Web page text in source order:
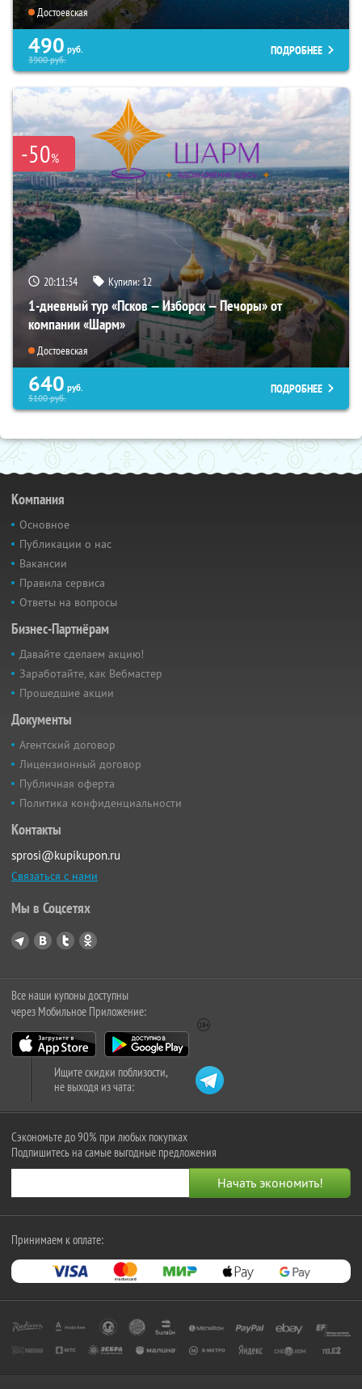
Достоевская
490 руб.
3900руб.
ПОДРОБНЕЕ
-50%
20:11:33 Купили:12
1-дневный тур «Псков — Изборск — Печоры» от
компании «Шарм»
Достоевская
640 руб.
5100руб.
ПОДРОБНЕЕ
Компания
Основное
Публикации о нас
Вакансии
Правила сервиса
Ответы на вопросы
Бизнес-Партнёрам
Давайте сделаем акцию!
Заработайте, как Вебмастер
Прошедшие акции
Документы
Агентский договор
Лицензионный договор
Публичная оферта
Политика конфиденциальности
Контакты
sprosi@kupikupon.ru
Связаться с нами
Мы в Соцсетях
Все наши купоны доступны
через Мобильное Приложение:
Ищите скидки поблизости,
не выходя из чата:
Сэкономьте до 90% при любых покупках
Подпишитесь на самые выгодные предложения
Принимаем к оплате: